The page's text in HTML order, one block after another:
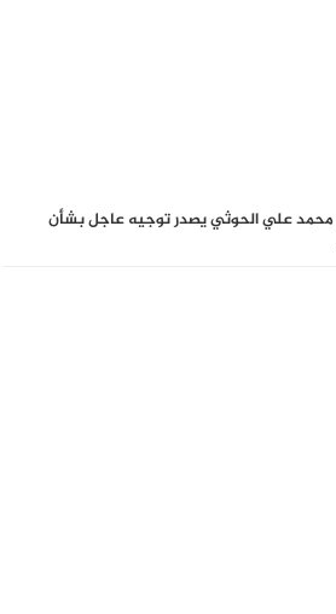
محمد علي الحوثي يصدر توجيه عاجل بشأن